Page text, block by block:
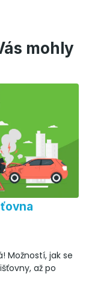
mohly
Možností, jak se
až po